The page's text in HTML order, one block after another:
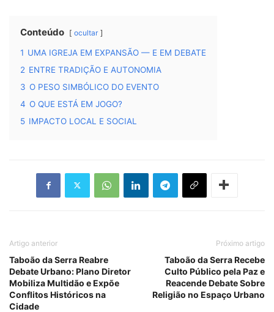
Conteúdo ocultar
1 UMA IGREJA EM EXPANSÃO — E EM DEBATE
2 ENTRE TRADIÇÃO E AUTONOMIA
3 O PESO SIMBÓLICO DO EVENTO
4 O QUE ESTÁ EM JOGO?
5 IMPACTO LOCAL E SOCIAL
Artigo anterior
Taboão da Serra Reabre
Debate Urbano: Plano Diretor
Mobiliza Multidão e Expõe
Conflitos Históricos na
Cidade
Próximo artigo
Taboão da Serra Recebe
Culto Público pela Paz e
Reacende Debate Sobre
Religião no Espaço Urbano